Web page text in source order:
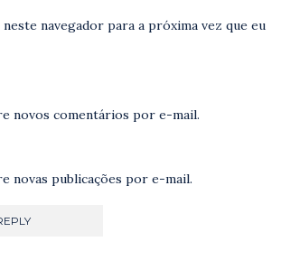
neste navegador para a próxima vez que eu
novos comentários por e-mail.
novas publicações por e-mail.